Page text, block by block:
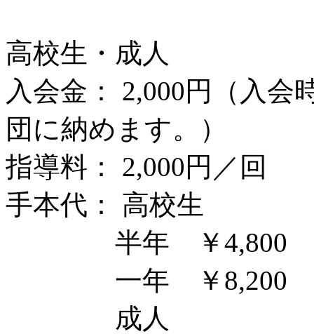
高校生・成人
入会金： 2,000円（入会
団に納めます。）
指導料： 2,000円／回
手本代： 高校生
半年 ￥4,800
一年 ￥8,200
成人